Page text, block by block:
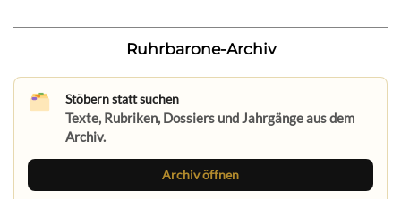
Ruhrbarone-Archiv
Stöbern statt suchen
Texte, Rubriken, Dossiers und Jahrgänge aus dem
Archiv.
Archiv öffnen